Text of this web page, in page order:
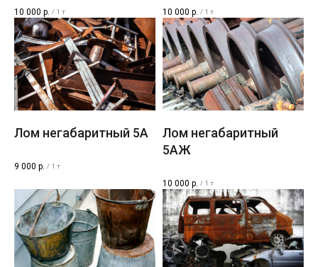
10 000 р. / 1 т 10 000 р. / 1 т
Лом негабаритный 5A
9 000 р. / 1 т
Лом негабаритный
5AЖ
10 000 р. / 1 т